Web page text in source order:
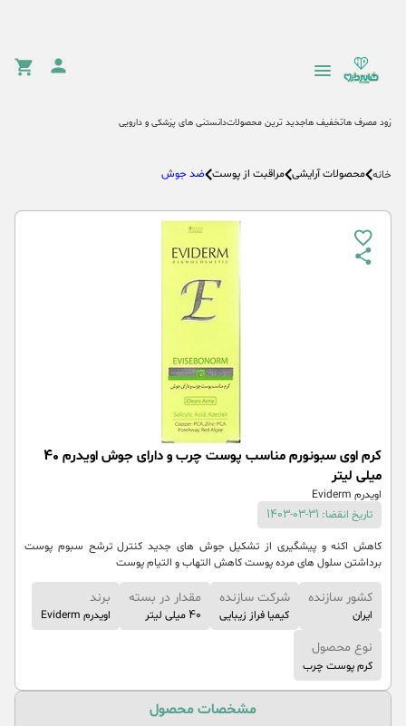
زود مصرف هاتخفیف هاجدید ترین محصولاتدانستنی های پزشکی و دارویی
خانه محصولات آرایشی مراقبت از پوست ضد جوش
کرم اوی سبونورم مناسب پوست چرب و دارای جوش اویدرم 40
میلی لیتر
اویدرم Eviderm
تاریخ انقضا: 31-03-1403
کاهش اکنه و پیشگیری از تشکیل جوش های جدید کنترل ترشح سبوم پوست
برداشتن سلول های مرده پوست کاهش التهاب و التیام پوست
کشور سازنده
ایران
شرکت سازنده
كیمیا فراز زیبایی
مقدار در بسته
40 میلی لیتر
برند
اویدرم Eviderm
نوع محصول
کرم پوست چرب
مشخصات محصول